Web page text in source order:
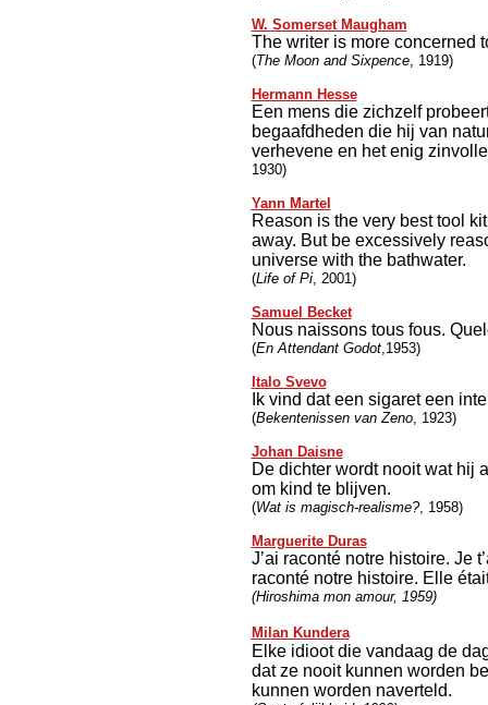
W. Somerset Maugham
The writer is more concerned
(The Moon and Sixpence, 1919)
Hermann Hesse
Een mens die zichzelf
begaafdheden die hij van
verhevene en het enig
1930)
Yann Martel
Reason is the very best tool
away. But be excessively
universe with the bathwater.
(Life of Pi, 2001)
Samuel Becket
Nous naissons tous fous.
(En Attendant Godot,1953)
Italo Svevo
Ik vind dat een sigaret een
(Bekentenissen van Zeno, 1923)
Johan Daisne
De dichter wordt nooit wat hij
om kind te blijven.
(Wat is magisch-realisme?, 1958)
Marguerite Duras
J’ai raconté notre histoire. Je
raconté notre histoire. Elle
(Hiroshima mon amour, 1959)
Milan Kundera
Elke idioot die vandaag de
dat ze nooit kunnen worden
kunnen worden naverteld.